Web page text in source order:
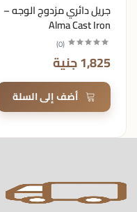
جريل دائري مزدوج الوجه –
Alma Cast Iron
(
0
)
1,825 جنية
أضف إلى السلة